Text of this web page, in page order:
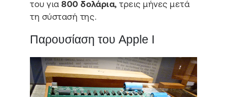
του για800 δολάρια, τρεις μήνες μετά
τη σύστασή της.
Παρουσίαση του Apple I